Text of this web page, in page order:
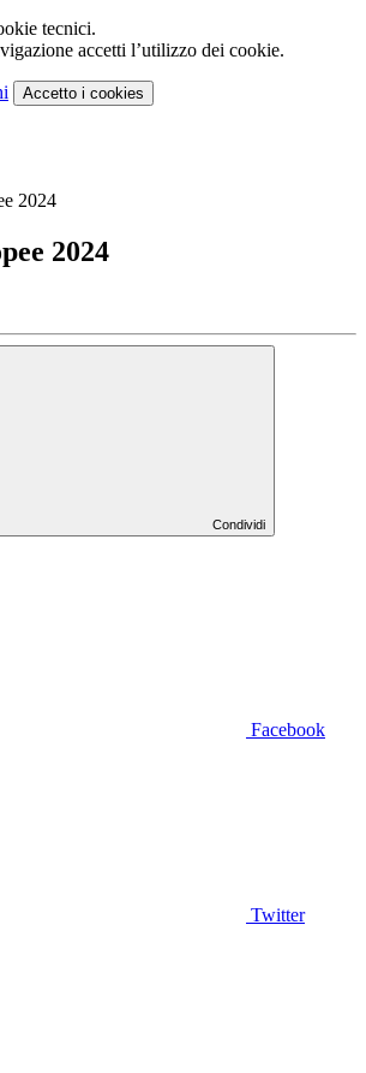
tecnici.
accetti l’utilizzo dei cookie.
Accetto i cookies
2024
2024
Condividi
Facebook
Twitter